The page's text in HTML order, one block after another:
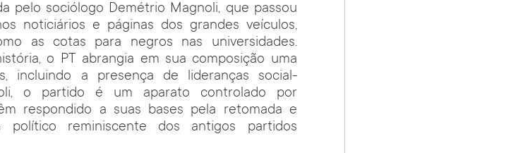
pelo sociólogo Demétrio Magnoli, que passou
noticiários e páginas dos grandes veículos,
as cotas para negros nas universidades.
o PT abrangia em sua composição uma
incluindo a presença de lideranças social-
o partido é um aparato controlado por
respondido a suas bases pela retomada e
político reminiscente dos antigos partidos